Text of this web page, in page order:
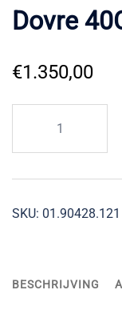
Dovre
€1.350,00
aantal
SKU: 01.90428.121
BESCHRIJVING